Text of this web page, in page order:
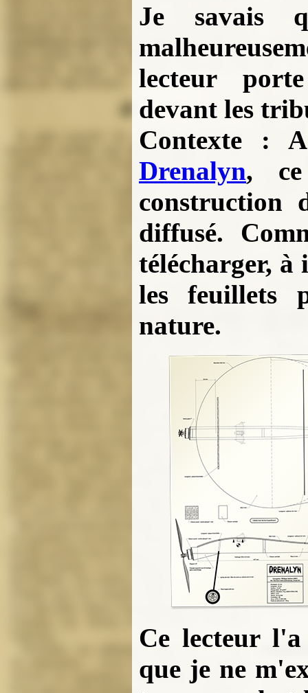
Je savais
lecteur
devant les
Contexte :
Drenalyn, ce
construction
diffusé.
télécharger, à
les feuillets
nature.
Ce lecteur
que je ne